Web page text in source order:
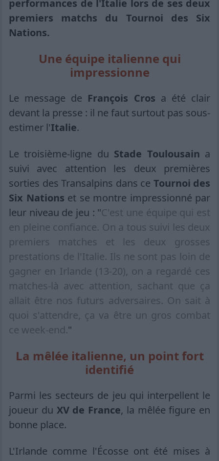
performances de l'Italie lors de ses deux
premiers matchs du Tournoi des Six
Nations.
Une équipe italienne qui
impressionne
Le message de François Cros a été clair
devant la presse : il ne faut surtout pas sous-
estimer l'Italie.
Le troisième-ligne du Stade Toulousain a
suivi avec attention les deux premières
sorties des Transalpins dans ce Tournoi des
Six Nations et se montre impressionné par
leur niveau de jeu : "C'est une équipe qui est
en pleine confiance. On a tous suivi les deux
premiers matches et les deux grosses
prestations de l'Italie. Ils ne sont pas loin de
gagner en Irlande (13-20), on a regardé ces
matches-là avec attention, sachant que ça
allait être nos futurs adversaires. On sait à
quoi s'attendre, ça va être un gros combat
ce week-end."
La mêlée italienne, un point fort
identifié
Parmi les secteurs de jeu qui interpellent le
joueur du XV de France, la mêlée figure en
bonne place.
L'Irlande comme l'Écosse ont été mises à